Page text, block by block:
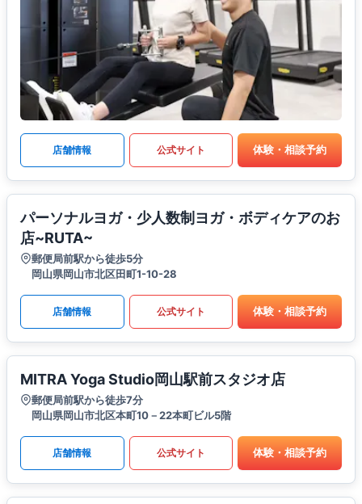
店舗情報 公式サイト 体験・相談予約
パーソナルヨガ・少人数制ヨガ・ボディケアのお
店~RUTA~
郵便局前駅から徒歩5分
岡山県岡山市北区田町1-10-28
店舗情報 公式サイト 体験・相談予約
MITRA Yoga Studio岡山駅前スタジオ店
郵便局前駅から徒歩7分
岡山県岡山市北区本町10－22本町ビル5階
店舗情報 公式サイト 体験・相談予約